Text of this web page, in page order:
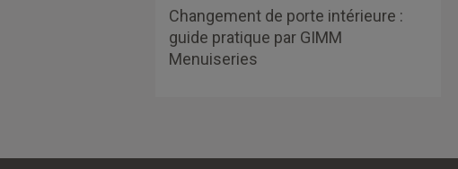
Changement de porte intérieure :
guide pratique par GIMM
Menuiseries